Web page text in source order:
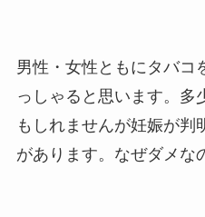
男性・女性ともにタバコ
っしゃると思います。
もしれませんが妊娠が判
があります。なぜダメな